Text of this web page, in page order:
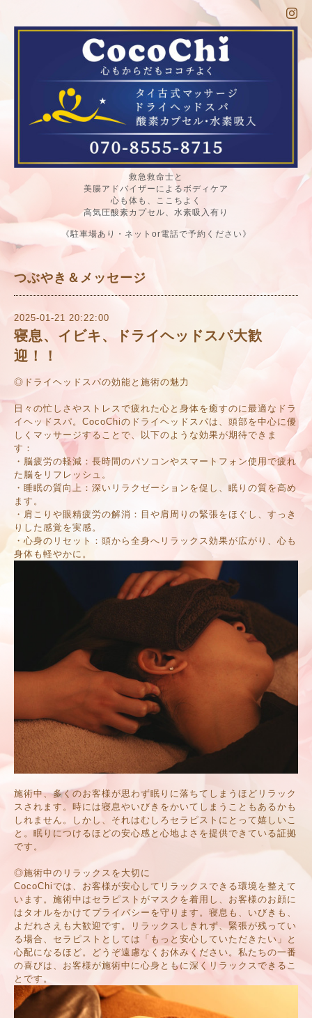
救急救命士と
美腸アドバイザーによるボディケア
心も体も、ここちよく
高気圧酸素カプセル、水素吸入有り
《駐車場あり・ネットor電話で予約ください》
つぶやき＆メッセージ
2025-01-21 20:22:00
寝息、イビキ、ドライヘッドスパ大歓
迎！！
◎ドライヘッドスパの効能と施術の魅力
日々の忙しさやストレスで疲れた心と身体を癒すのに最適なドラ
イヘッドスパ。CocoChiのドライヘッドスパは、頭部を中心に優
しくマッサージすることで、以下のような効果が期待できま
す：
・脳疲労の軽減：長時間のパソコンやスマートフォン使用で疲れ
た脳をリフレッシュ。
・睡眠の質向上：深いリラクゼーションを促し、眠りの質を高め
ます。
・肩こりや眼精疲労の解消：目や肩周りの緊張をほぐし、すっき
りした感覚を実感。
・心身のリセット：頭から全身へリラックス効果が広がり、心も
身体も軽やかに。
施術中、多くのお客様が思わず眠りに落ちてしまうほどリラック
スされます。時には寝息やいびきをかいてしまうこともあるかも
しれません。しかし、それはむしろセラピストにとって嬉しいこ
と。眠りにつけるほどの安心感と心地よさを提供できている証拠
です。
◎施術中のリラックスを大切に
CocoChiでは、お客様が安心してリラックスできる環境を整えて
います。施術中はセラピストがマスクを着用し、お客様のお顔に
はタオルをかけてプライバシーを守ります。寝息も、いびきも、
よだれさえも大歓迎です。リラックスしきれず、緊張が残ってい
る場合、セラピストとしては「もっと安心していただきたい」と
心配になるほど。どうぞ遠慮なくお休みください。私たちの一番
の喜びは、お客様が施術中に心身ともに深くリラックスできるこ
とです。